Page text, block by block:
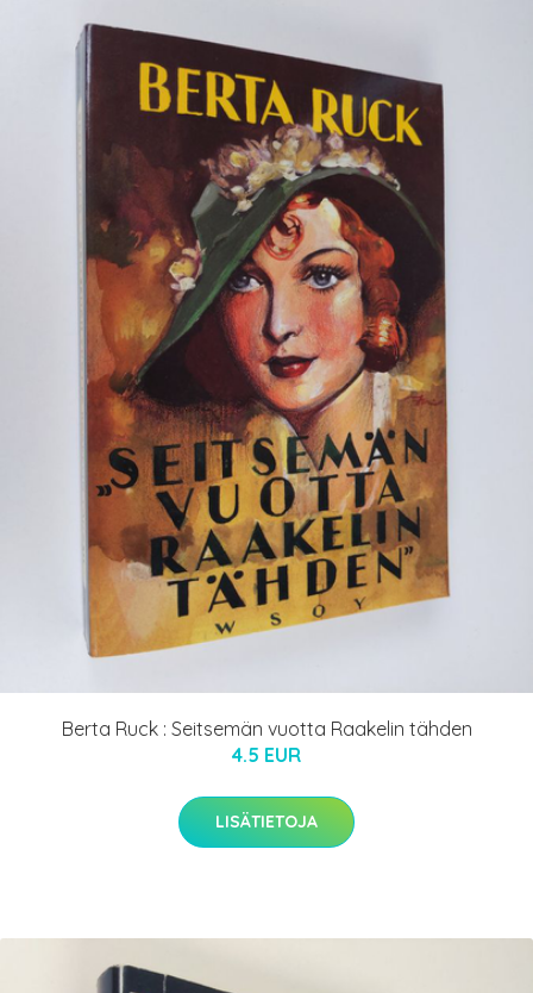
Berta Ruck : Seitsemän vuotta Raakelin tähden
4.5 EUR
LISÄTIETOJA